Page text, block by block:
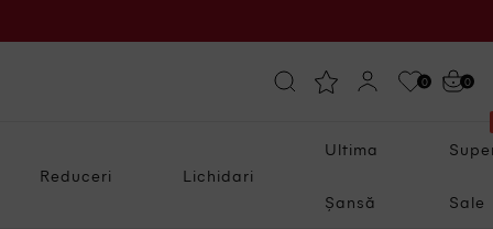
0 0
Reduceri Lichidari
Ultima
Șansă Sale